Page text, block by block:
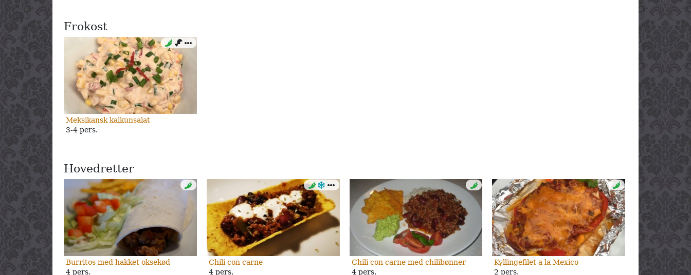
Frokost
Meksikansk kalkunsalat
3-4 pers.
Hovedretter
Burritos med hakket oksekød
4 pers.
Chili con carne
4 pers.
Chili con carne med chilibønner
4 pers.
Kyllingefilet a la Mexico
2 pers.